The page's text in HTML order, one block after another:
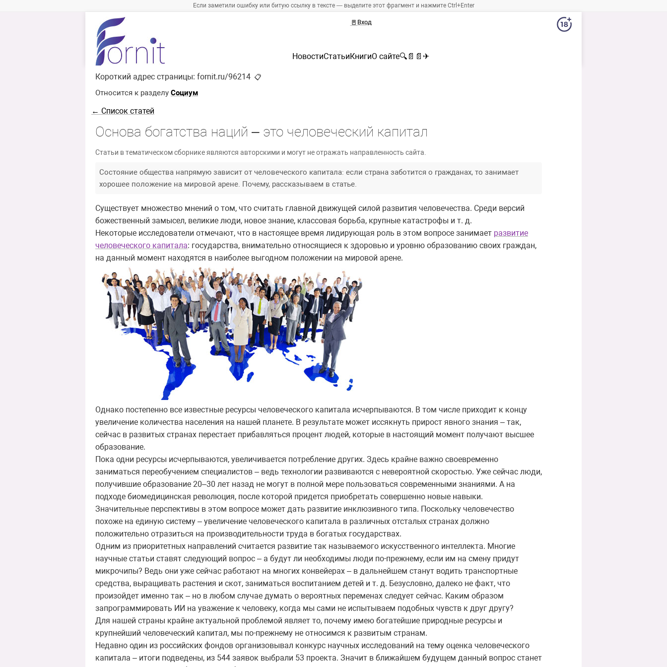
Если заметили ошибку или битую ссылку в тексте — выделите этот фрагмент и нажмите Ctrl+Enter
🚪 Вход
НовостиСтатьиКнигиО сайте🔍 📄 📄 ✈
Короткий адрес страницы: fornit.ru/96214 📋
Относится к разделу Социум
← Список статей
Основа богатства наций – это человеческий капитал
Статьи в тематическом сборнике являются авторскими и могут не отражать направленность сайта.
Состояние общества напрямую зависит от человеческого капитала: если страна заботится о гражданах, то занимает
хорошее положение на мировой арене. Почему, рассказываем в статье.
Существует множество мнений о том, что считать главной движущей силой развития человечества. Среди версий
божественный замысел, великие люди, новое знание, классовая борьба, крупные катастрофы и т. д.
Некоторые исследователи отмечают, что в настоящее время лидирующая роль в этом вопросе занимает развитие
человеческого капитала: государства, внимательно относящиеся к здоровью и уровню образованию своих граждан,
на данный момент находятся в наиболее выгодном положении на мировой арене.
Однако постепенно все известные ресурсы человеческого капитала исчерпываются. В том числе приходит к концу
увеличение количества населения на нашей планете. В результате может иссякнуть прирост явного знания – так,
сейчас в развитых странах перестает прибавляться процент людей, которые в настоящий момент получают высшее
образование.
Пока одни ресурсы исчерпываются, увеличивается потребление других. Здесь крайне важно своевременно
заниматься переобучением специалистов – ведь технологии развиваются с невероятной скоростью. Уже сейчас люди,
получившие образование 20–30 лет назад не могут в полной мере пользоваться современными знаниями. А на
подходе биомедицинская революция, после которой придется приобретать совершенно новые навыки.
Значительные перспективы в этом вопросе может дать развитие инклюзивного типа. Поскольку человечество
похоже на единую систему – увеличение человеческого капитала в различных отсталых странах должно
положительно отразиться на производительности труда в богатых государствах.
Одним из приоритетных направлений считается развитие так называемого искусственного интеллекта. Многие
научные статьи ставят следующий вопрос – а будут ли необходимы люди по-прежнему, если им на смену придут
микрочипы? Ведь они уже сейчас работают на многих конвейерах – в дальнейшем станут водить транспортные
средства, выращивать растения и скот, заниматься воспитанием детей и т. д. Безусловно, далеко не факт, что
произойдет именно так – но в любом случае думать о вероятных переменах следует сейчас. Каким образом
запрограммировать ИИ на уважение к человеку, когда мы сами не испытываем подобных чувств к друг другу?
Для нашей страны крайне актуальной проблемой являет то, почему имею богатейшие природные ресурсы и
крупнейший человеческий капитал, мы по-прежнему не относимся к развитым странам.
Недавно один из российских фондов организовывал конкурс научных исследований на тему оценка человеческого
капитала – итоги подведены, из 544 заявок выбрали 53 проекта. Значит в ближайшем будущем данный вопрос станет